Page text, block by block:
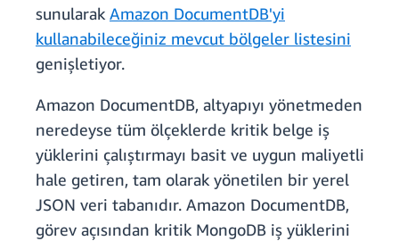
sunularak Amazon DocumentDB'yi
kullanabileceğiniz mevcut bölgeler listesini
genişletiyor.
Amazon DocumentDB, altyapıyı yönetmeden
neredeyse tüm ölçeklerde kritik belge iş
yüklerini çalıştırmayı basit ve uygun maliyetli
hale getiren, tam olarak yönetilen bir yerel
JSON veri tabanıdır. Amazon DocumentDB,
görev açısından kritik MongoDB iş yüklerini